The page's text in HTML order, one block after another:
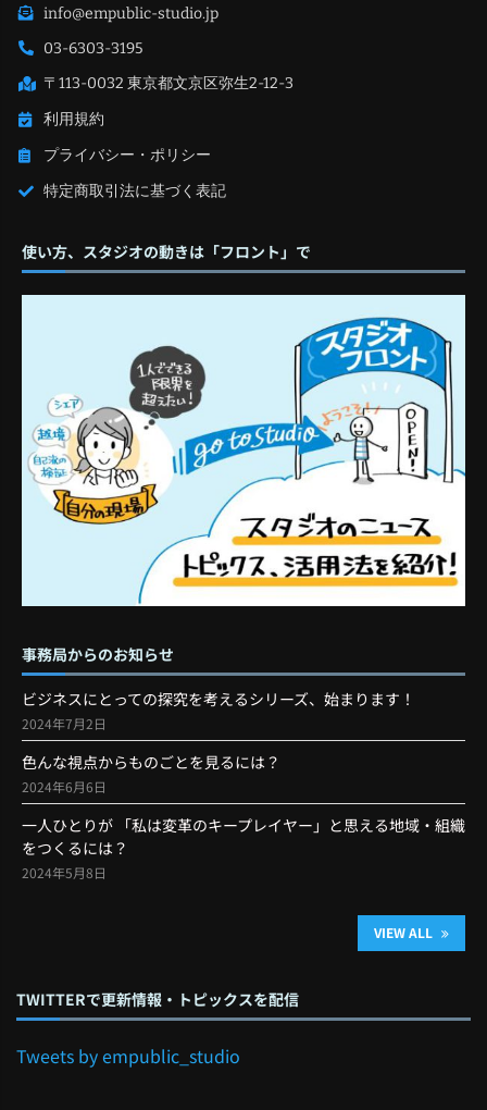
info@empublic-studio.jp
03-6303-3195
〒113-0032 東京都文京区弥生2-12-3
利用規約
プライバシー・ポリシー
特定商取引法に基づく表記
使い方、スタジオの動きは「フロント」で
事務局からのお知らせ
ビジネスにとっての探究を考えるシリーズ、始まります！
2024年7月2日
色んな視点からものごとを見るには？
2024年6月6日
一人ひとりが 「私は変革のキープレイヤー」と思える地域・組織
をつくるには？
2024年5月8日
VIEW ALL
TWITTERで更新情報・トピックスを配信
Tweets by empublic_studio